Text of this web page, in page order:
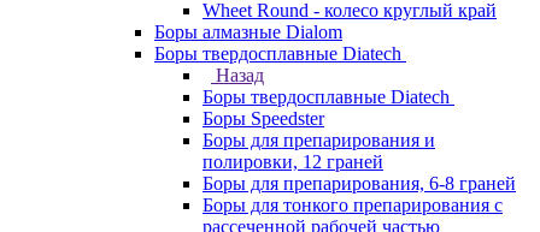
Wheet Round - колесо круглый край
Боры алмазные Dialom
Боры твердосплавные Diatech
Назад
Боры твердосплавные Diatech
Боры Speedster
Боры для препарирования и
полировки, 12 граней
Боры для препарирования, 6-8 граней
Боры для тонкого препарирования с
рассеченной рабочей частью